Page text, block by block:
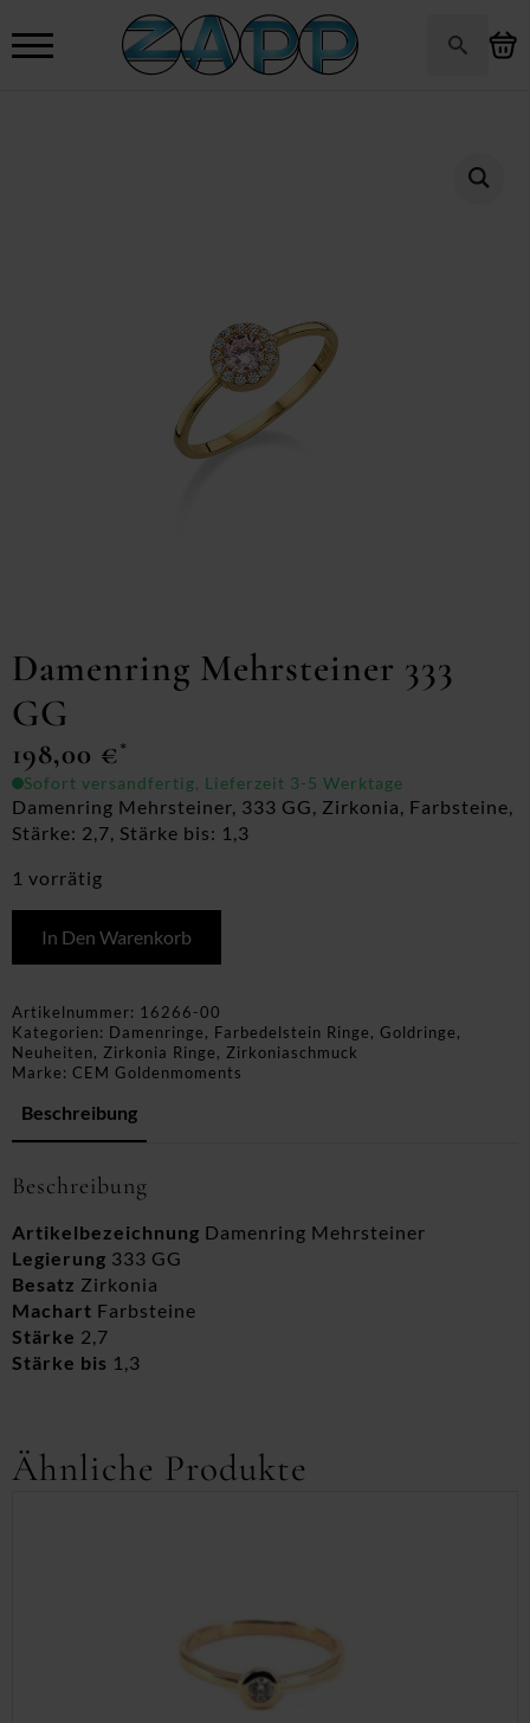
Damenring Mehrsteiner 333
GG
198,00 €*
Sofort versandfertig, Lieferzeit 3-5 Werktage
Damenring Mehrsteiner, 333 GG, Zirkonia, Farbsteine,
Stärke: 2,7, Stärke bis: 1,3
1 vorrätig
In Den Warenkorb
Artikelnummer: 16266-00
Kategorien: Damenringe, Farbedelstein Ringe, Goldringe,
Neuheiten, Zirkonia Ringe, Zirkoniaschmuck
Marke: CEM Goldenmoments
Beschreibung
Beschreibung
Artikelbezeichnung Damenring Mehrsteiner
Legierung 333 GG
Besatz Zirkonia
Machart Farbsteine
Stärke 2,7
Stärke bis 1,3
Ähnliche Produkte